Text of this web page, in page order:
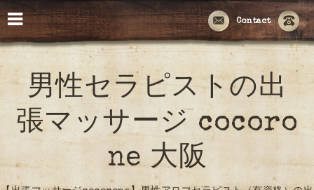
Contact
男性セラピストの出
張マッサージ cocoro
ne 大阪